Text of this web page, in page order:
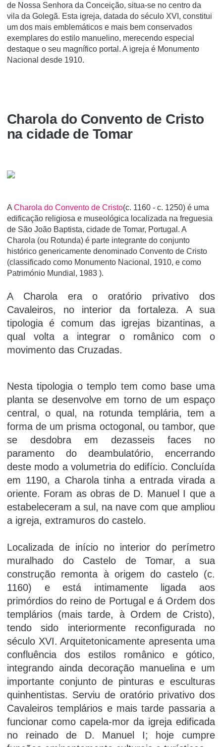
de Nossa Senhora da Conceição, situa-se no centro da
vila da Golegã. Esta igreja, datada do século XVI, constitui
um dos mais emblemáticos e mais bem conservados
exemplares do estilo manuelino, merecendo especial
destaque o seu magní­fico portal. A igreja é Monumento
Nacional desde 1910.
Charola do Convento de Cristo
na cidade de Tomar
A Charola do Convento de Cristo(c. 1160 - c. 1250) é uma
edificação religiosa e museológica localizada na freguesia
de São João Baptista, cidade de Tomar, Portugal. A
Charola (ou Rotunda) é parte integrante do conjunto
histórico genericamente denominado Convento de Cristo
(classificado como Monumento Nacional, 1910, e como
Património Mundial, 1983 ).
A Charola era o oratório privativo dos
Cavaleiros, no interior da fortaleza. A sua
tipologia é comum das igrejas bizantinas, a
qual volta a integrar o românico com o
movimento das Cruzadas.
Nesta tipologia o templo tem como base uma
planta se desenvolve em torno de um espaço
central, o qual, na rotunda templária, tem a
forma de um prisma octogonal, ou tambor, que
se desdobra em dezasseis faces no
paramento do deambulatório, encerrando
deste modo a volumetria do edifício. Concluída
em 1190, a Charola tinha a entrada virada a
oriente. Foram as obras de D. Manuel I que a
estabeleceram a sul, na nave com que ampliou
a igreja, extramuros do castelo.
Localizada de iní­cio no interior do perí­metro
muralhado do Castelo de Tomar, a sua
construção remonta à origem do castelo (c.
1160) e está intimamente ligada aos
primórdios do reino de Portugal e á Ordem dos
templários (mais tarde, à Ordem de Cristo),
tendo sido interiormente reconfigurada no
século XVI. Arquitetonicamente apresenta uma
confluência dos estilos românico e gótico,
integrando ainda decoração manuelina e um
importante conjunto de pinturas e esculturas
quinhentistas. Serviu de oratório privativo dos
Cavaleiros templários e mais tarde passaria a
funcionar como capela-mor da igreja edificada
no reinado de D. Manuel I; hoje cumpre